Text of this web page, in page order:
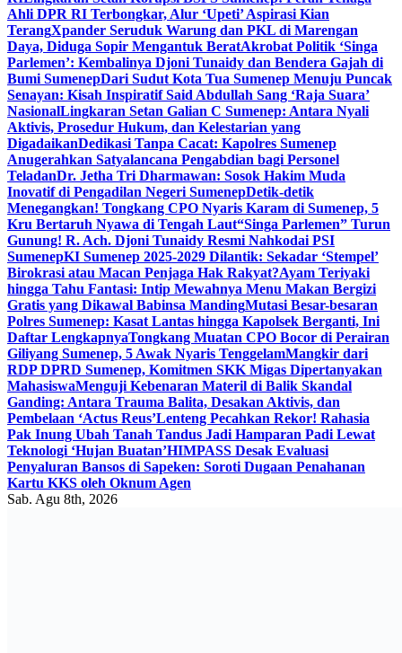
Ahli DPR RI Terbongkar, Alur ‘Upeti’ Aspirasi Kian
TerangXpander Seruduk Warung dan PKL di Marengan
Daya, Diduga Sopir Mengantuk BeratAkrobat Politik ‘Singa
Parlemen’: Kembalinya Djoni Tunaidy dan Bendera Gajah di
Bumi SumenepDari Sudut Kota Tua Sumenep Menuju Puncak
Senayan: Kisah Inspiratif Said Abdullah Sang ‘Raja Suara’
NasionalLingkaran Setan Galian C Sumenep: Antara Nyali
Aktivis, Prosedur Hukum, dan Kelestarian yang
DigadaikanDedikasi Tanpa Cacat: Kapolres Sumenep
Anugerahkan Satyalancana Pengabdian bagi Personel
TeladanDr. Jetha Tri Dharmawan: Sosok Hakim Muda
Inovatif di Pengadilan Negeri SumenepDetik-detik
Menegangkan! Tongkang CPO Nyaris Karam di Sumenep, 5
Kru Bertaruh Nyawa di Tengah Laut“Singa Parlemen” Turun
Gunung! R. Ach. Djoni Tunaidy Resmi Nahkodai PSI
SumenepKI Sumenep 2025-2029 Dilantik: Sekadar ‘Stempel’
Birokrasi atau Macan Penjaga Hak Rakyat?Ayam Teriyaki
hingga Tahu Fantasi: Intip Mewahnya Menu Makan Bergizi
Gratis yang Dikawal Babinsa MandingMutasi Besar-besaran
Polres Sumenep: Kasat Lantas hingga Kapolsek Berganti, Ini
Daftar LengkapnyaTongkang Muatan CPO Bocor di Perairan
Giliyang Sumenep, 5 Awak Nyaris TenggelamMangkir dari
RDP DPRD Sumenep, Komitmen SKK Migas Dipertanyakan
MahasiswaMenguji Kebenaran Materil di Balik Skandal
Ganding: Antara Trauma Balita, Desakan Aktivis, dan
Pembelaan ‘Actus Reus’Lenteng Pecahkan Rekor! Rahasia
Pak Inung Ubah Tanah Tandus Jadi Hamparan Padi Lewat
Teknologi ‘Hujan Buatan’HIMPASS Desak Evaluasi
Penyaluran Bansos di Sapeken: Soroti Dugaan Penahanan
Kartu KKS oleh Oknum Agen
Sab. Agu 8th, 2026